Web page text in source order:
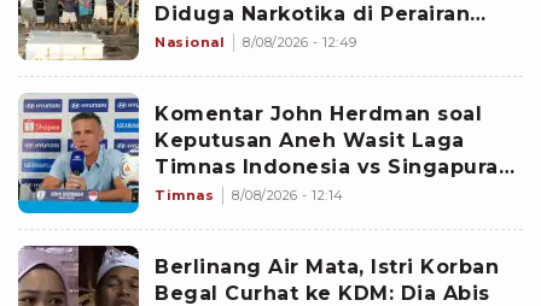
Diduga Narkotika di Perairan
Bintan
Nasional 8/08/2026 - 12:49
Komentar John Herdman soal
Keputusan Aneh Wasit Laga
Timnas Indonesia vs Singapura
di Piala AFF 2026: Percuma
Timnas 8/08/2026 - 12:14
Berlinang Air Mata, Istri Korban
Begal Curhat ke KDM: Dia Abis